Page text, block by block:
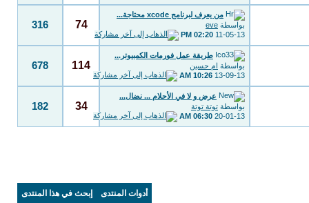
من يعرف لبرنامج xcode محتاجة...
بواسطة eve
11-05-13
02:20 PM
74
316
طريقة عمل فورمات الكمبيوتر...
بواسطة ام حسين
13-09-13
10:26 AM
114
678
عرض و لا في الأحلام ... نضال...
بواسطة توتة توتة
20-01-13
06:30 AM
34
182
أدوات المنتدى إبحث في هذا المنتدى